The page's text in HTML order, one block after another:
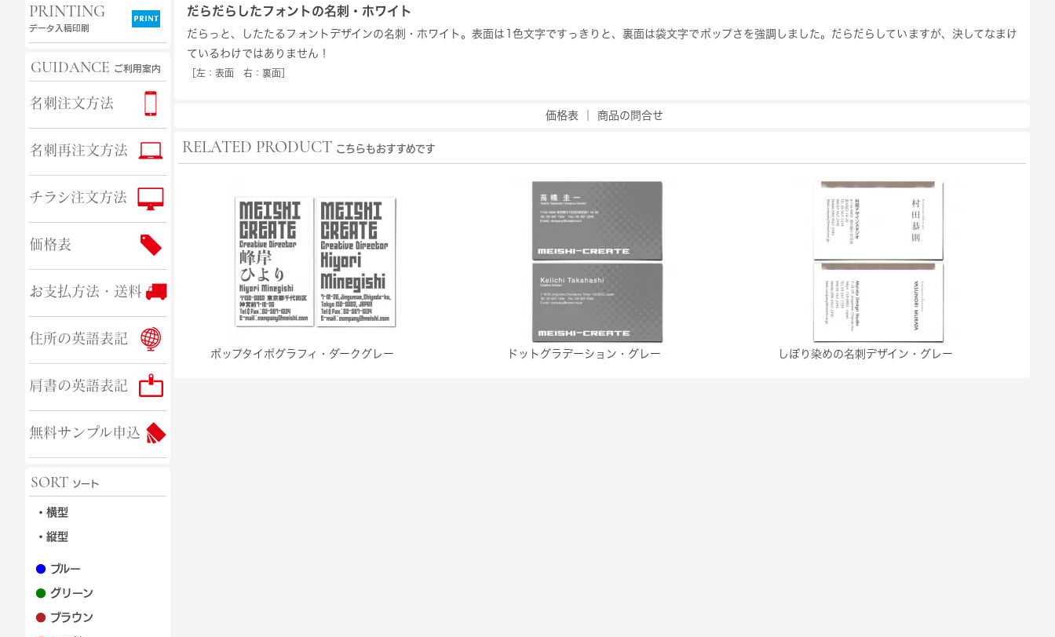
PRINTING
データ入稿印刷
GUIDANCE ご利用案内
名刺注文方法
名刺再注文方法
チラシ注文方法
価格表
お支払方法・送料
住所の英語表記
肩書の英語表記
無料サンプル申込
SORT ソート
・横型
・縦型
● ブルー
● グリーン
● ブラウン
だらだらしたフォントの名刺・ホワイト
だらっと、したたるフォントデザインの名刺・ホワイト。表面は1色文字ですっきりと、裏面は袋文字でポップさを強調しました。だらだらしていますが、決してなまけ
ているわけではありません！
［左：表面 右：裏面］
価格表 商品の問合せ
RELATED PRODUCT こちらもおすすめです
ポップタイポグラフィ・ダークグレー ドットグラデーション・グレー しぼり染めの名刺デザイン・グレー